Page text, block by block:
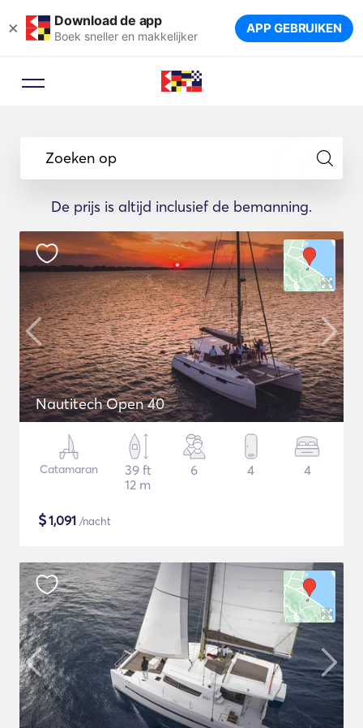
× Download de app
Boek sneller en makkelijker APP GEBRUIKEN
Zoeken op
De prijs is altijd inclusief de bemanning.
Nautitech Open 40
Catamaran
39 ft
12 m
6 4 4
$1,091 /nacht